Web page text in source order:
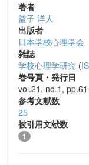
著者
益子 洋人
出版者
日本学校心理学会
雑誌
学校心理学研究 (
巻号頁・発行日
vol.21, no.1,
参考文献数
25
被引用文献数
1